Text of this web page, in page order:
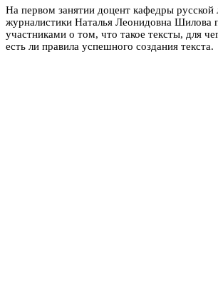
На первом занятии доцент кафедры русской
журналистики Наталья Леонидовна Шилова
участниками о том, что такое тексты, для
есть ли правила успешного создания текста.